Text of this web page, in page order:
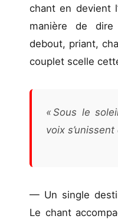
chant en devient
manière de
debout, priant,
couplet scelle
« Sous le
voix s’unissent
— Un single
Le chant